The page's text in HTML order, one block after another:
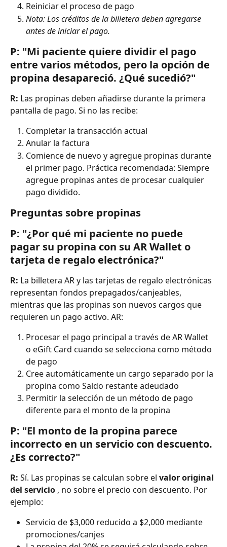
Reiniciar el proceso de pago
Nota: Los créditos de la billetera deben agregarse
antes de iniciar el pago.
P: "Mi paciente quiere dividir el pago
entre varios métodos, pero la opción de
propina desapareció. ¿Qué sucedió?"
R: Las propinas deben añadirse durante la primera
pantalla de pago. Si no las recibe:
Completar la transacción actual
Anular la factura
Comience de nuevo y agregue propinas durante
el primer pago. Práctica recomendada: Siempre
agregue propinas antes de procesar cualquier
pago dividido.
Preguntas sobre propinas
P: "¿Por qué mi paciente no puede
pagar su propina con su AR Wallet o
tarjeta de regalo electrónica?"
R: La billetera AR y las tarjetas de regalo electrónicas
representan fondos prepagados/canjeables,
mientras que las propinas son nuevos cargos que
requieren un pago activo. AR:
Procesar el pago principal a través de AR Wallet
o eGift Card cuando se selecciona como método
de pago
Cree automáticamente un cargo separado por la
propina como Saldo restante adeudado
Permitir la selección de un método de pago
diferente para el monto de la propina
P: "El monto de la propina parece
incorrecto en un servicio con descuento.
¿Es correcto?"
R: Sí. Las propinas se calculan sobre el valor original
del servicio , no sobre el precio con descuento. Por
ejemplo:
Servicio de $3,000 reducido a $2,000 mediante
promociones/canjes